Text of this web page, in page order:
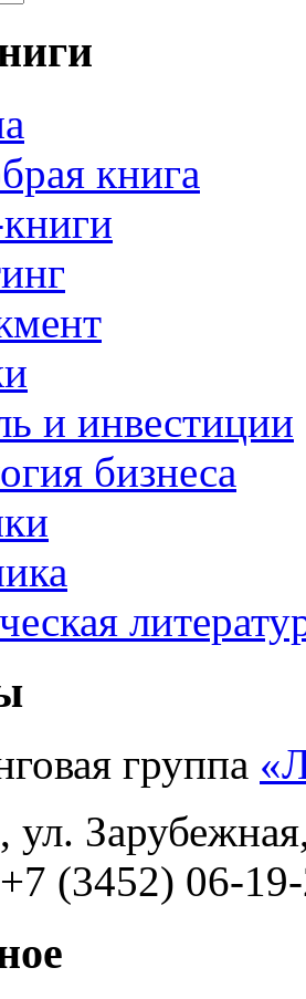
книга
и инвестиции
бизнеса
группа
ул.
(3452) 06-